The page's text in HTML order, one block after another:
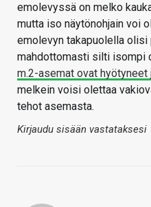
emolevyssä on melko
mutta iso näytönohjain voi
emolevyn takapuolella olisi
mahdottomasti silti isompi
m.2-asemat ovat hyötyneet
melkein voisi olettaa
tehot asemasta.
Kirjaudu sisään vastataksesi